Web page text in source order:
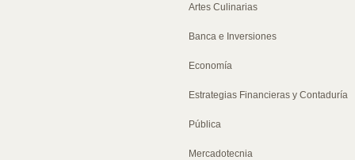
Artes Culinarias
Banca e Inversiones
Economía
Estrategias Financieras y Contaduría
Pública
Mercadotecnia